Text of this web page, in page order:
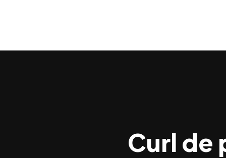
Curl de